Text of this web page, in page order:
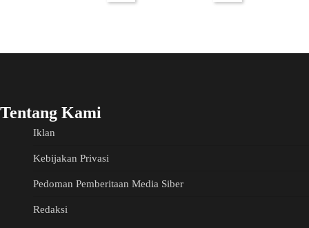
Tentang Kami
Iklan
Kebijakan Privasi
Pedoman Pemberitaan Media Siber
Redaksi